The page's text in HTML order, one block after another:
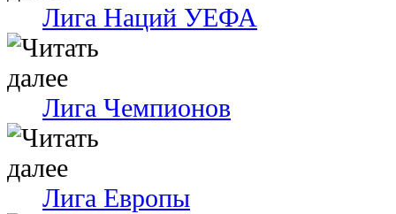
Лига Наций УЕФА
Лига Чемпионов
Лига Европы